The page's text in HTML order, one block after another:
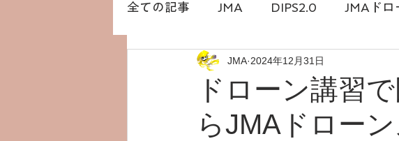
全ての記事 JMA DIPS2.0 JMAドロ
DRONESTATION 白石麻衣
橋本勇希 ドローン免許 ドローンシ
ドローン講習
らJMAドロー
JMA 2024年12月31日